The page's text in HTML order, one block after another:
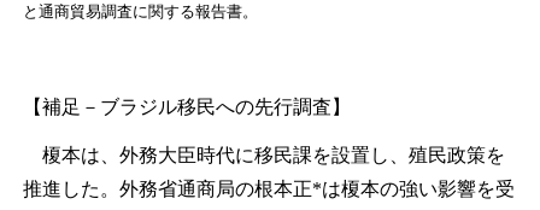
と通商貿易調査に関する報告書。
【補足－ブラジル移民への先行調査】
榎本は、外務大臣時代に移民課を設置し、殖民政策を
推進した。外務省通商局の根本正*は榎本の強い影響を受